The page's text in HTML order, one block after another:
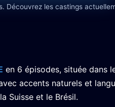
Découvrez les castings
en 6 épisodes, située dans
accents naturels et
Suisse et le Brésil.